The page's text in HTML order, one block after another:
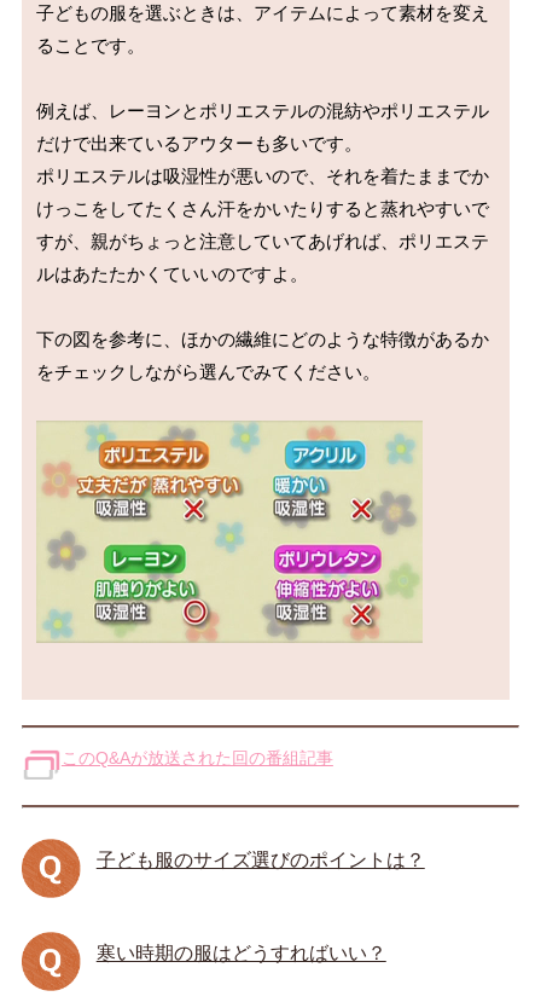
子どもの服を選ぶときは、アイテムによって素材を変え
ることです。
例えば、レーヨンとポリエステルの混紡やポリエステル
だけで出来ているアウターも多いです。
ポリエステルは吸湿性が悪いので、それを着たままでか
けっこをしてたくさん汗をかいたりすると蒸れやすいで
すが、親がちょっと注意していてあげれば、ポリエステ
ルはあたたかくていいのですよ。
下の図を参考に、ほかの繊維にどのような特徴があるか
をチェックしながら選んでみてください。
このQ&Aが放送された回の番組記事
子ども服のサイズ選びのポイントは？
寒い時期の服はどうすればいい？